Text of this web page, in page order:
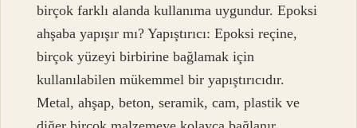
birçok farklı alanda kullanıma uygundur. Epoksi
ahşaba yapışır mı? Yapıştırıcı: Epoksi reçine,
birçok yüzeyi birbirine bağlamak için
kullanılabilen mükemmel bir yapıştırıcıdır.
Metal, ahşap, beton, seramik, cam, plastik ve